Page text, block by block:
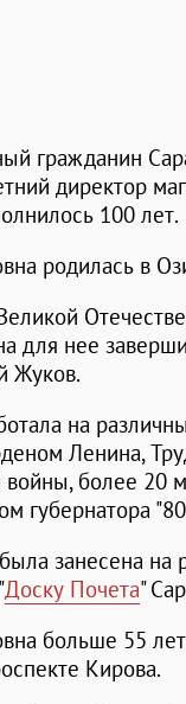
гражданин
директор
100 лет.
родилась в
для нее
Жуков.
на
Ленина,
войны, более 20
губернатора
занесена на
Доску Почета"
больше 55
Кирова.